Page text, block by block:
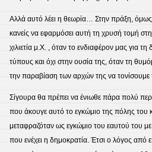
Αλλά αυτό λέει η θεωρία… Στην πράξη, όμως,
κανείς να εφαρμόσει αυτή τη χρυσή τομή
χιλιετία μ.Χ. , όταν το ενδιαφέρον μας για
τύπους και όχι στην ουσία της, όταν τη
την παραβίαση των αρχών της να τονίσουμε
Σίγουρα θα πρέπει να ένιωθε πάρα πολύ
που άκουγε αυτό το εγκώμιο της πόλης του
μεταφραζόταν ως εγκώμιο του εαυτού του
που ενέχει η δημοκρατία. Έτσι ο λόγος από